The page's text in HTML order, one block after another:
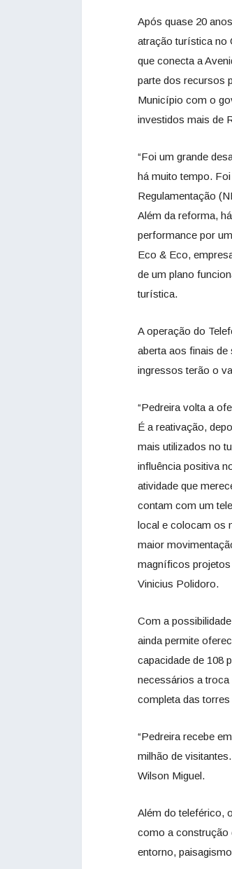
Após quase 20
atração turística no
que conecta a
parte dos recursos
Município com o
investidos mais de
“Foi um grande
há muito tempo.
Regulamentação
Além da reforma,
performance por
Eco & Eco,
de um plano
turística.
A operação do
aberta aos finais de
ingressos terão o
“Pedreira volta a
É a reativação,
mais utilizados no
influência positiva
atividade que
contam com um
local e colocam os
maior
magníficos projetos
Vinicius Polidoro.
Com a
ainda permite
capacidade de 108
necessários a
completa das
“Pedreira recebe
milhão de
Wilson Miguel.
Além do teleférico,
como a construção
entorno,